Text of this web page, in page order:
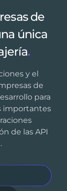
de
única
.
y el
de
para
importantes
de las API